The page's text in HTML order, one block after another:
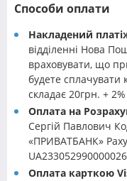
Способи оплати
Накладений
відділенні Нова
враховувати, що
будете сплачувати
складає 20грн. +
Оплата на
Сергій Павлович
«ПРИВАТБАНК»
Оплата карткою